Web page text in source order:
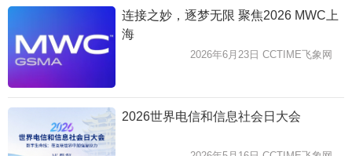
连接之妙，逐梦无限 聚焦2026 MWC上
海
2026年6月23日 CCTIME飞象网
2026世界电信和信息社会日大会